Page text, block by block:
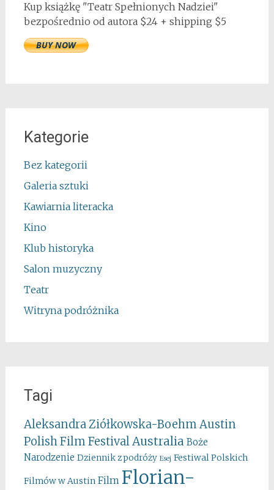
Kup książkę "Teatr Spełnionych Nadziei"
bezpośrednio od autora $24 + shipping $5
Kategorie
Bez kategorii
Galeria sztuki
Kawiarnia literacka
Kino
Klub historyka
Salon muzyczny
Teatr
Witryna podróżnika
Tagi
Aleksandra Ziółkowska-Boehm Austin
Polish Film FestivalAustralia Boże
Narodzenie Dziennik z podróży Esej Festiwal Polskich
Filmów w Austin Film Florian-